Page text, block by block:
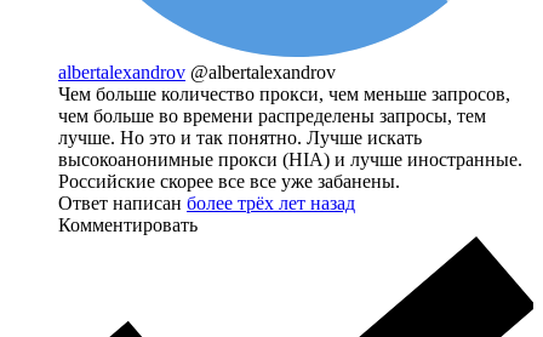
albertalexandrov @albertalexandrov
Чем больше количество прокси, чем меньше запросов,
чем больше во времени распределены запросы, тем
лучше. Но это и так понятно. Лучше искать
высокоанонимные прокси (HIA) и лучше иностранные.
Российские скорее все все уже забанены.
Ответ написан более трёх лет назад
Комментировать